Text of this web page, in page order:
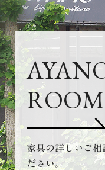
ROOM
家具の詳しいご相
ださい。